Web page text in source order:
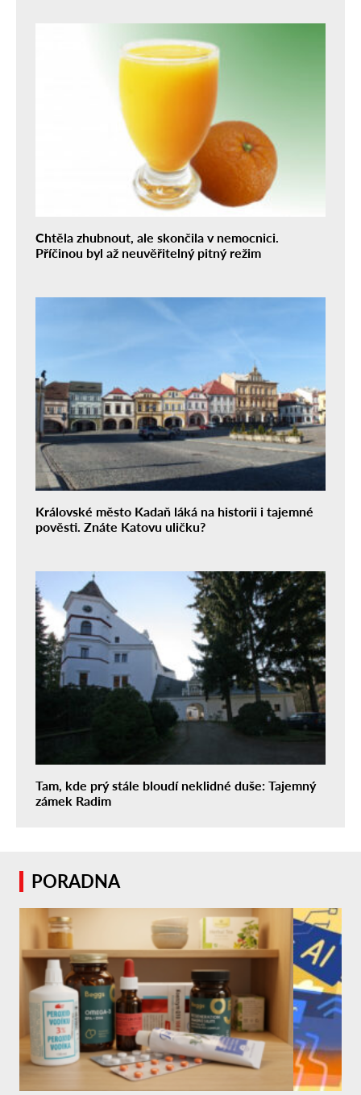
Chtěla zhubnout, ale skončila v nemocnici.
Příčinou byl až neuvěřitelný pitný režim
Královské město Kadaň láká na historii i tajemné
pověsti. Znáte Katovu uličku?
Tam, kde prý stále bloudí neklidné duše: Tajemný
zámek Radim
PORADNA